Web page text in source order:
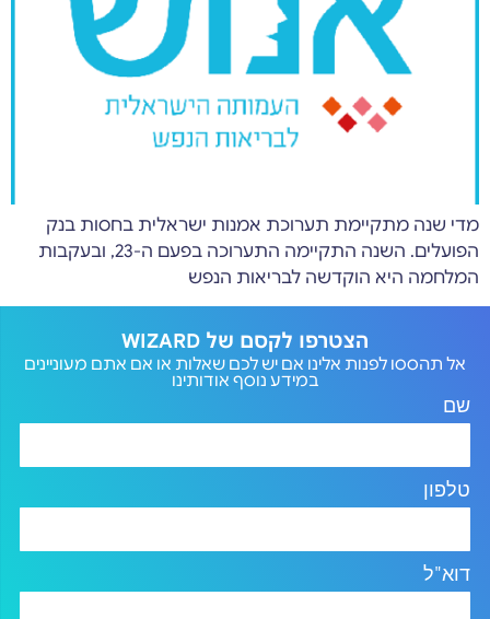
מדי שנה מתקיימת תערוכת אמנות ישראלית בחסות בנק
הפועלים. השנה התקיימה התערוכה בפעם ה-23, ובעקבות
המלחמה היא הוקדשה לבריאות הנפש
הצטרפו לקסם של WIZARD
אל תהססו לפנות אלינו אם יש לכם שאלות או אם אתם מעוניינים
במידע נוסף אודותינו
שם
טלפון
דוא"ל